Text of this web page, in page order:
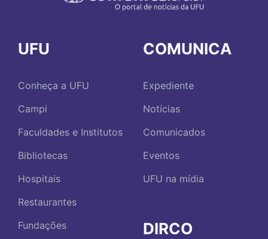
UFU
Conheça a UFU
Campi
Faculdades e Institutos
Bibliotecas
Hospitais
Restaurantes
Fundações
COMUNICA
Expediente
Notícias
Comunicados
Eventos
UFU na mídia
DIRCO